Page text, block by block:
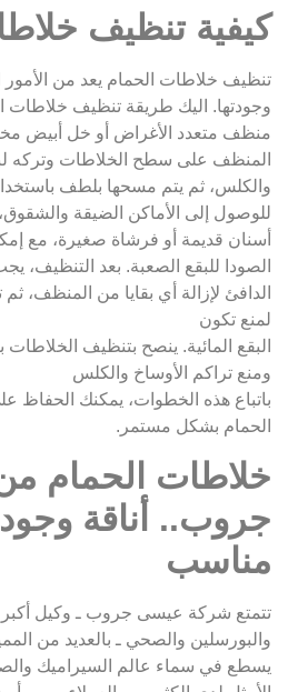
كيفية تنظيف
تنظيف خلاطات الحمام يعد من الأمور
وجودتها. اليك طريقة تنظيف خلاطات
منظف متعدد الأغراض أو خل أبيض
المنظف على سطح الخلاطات وتركه
والكلس، ثم يتم مسحها بلطف
للوصول إلى الأماكن الضيقة
أسنان قديمة أو فرشاة صغيرة، مع
الصودا للبقع الصعبة. بعد التنظيف،
الدافئ لإزالة أي بقايا من المنظف،
لمنع تكون
البقع المائية. ينصح بتنظيف
ومنع تراكم الأوساخ والكلس
باتباع هذه الخطوات، يمكنك الحفاظ
الحمام بشكل مستمر.
خلاطات الحمام
جروب.. أناقة
مناسب
تتمتع شركة عيسى جروب ـ وكيل
والبورسلين والصحي ـ بالعديد من
يسطع في سماء عالم السيراميك